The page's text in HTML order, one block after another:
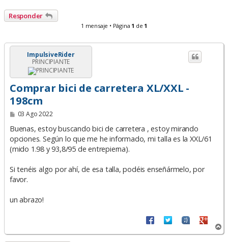
Responder
1 mensaje • Página 1 de 1
ImpulsiveRider
PRINCIPIANTE
Comprar bici de carretera XL/XXL -
198cm
M
n
a
j
03 Ago 2022
Buenas, estoy buscando bici de carretera , estoy mirando
opciones. Según lo que me he informado, mi talla es la XXL/61
(mido 1.98 y 93,8/95 de entrepierna).
Si tenéis algo por ahí, de esa talla, podéis enseñármelo, por
favor.
un abrazo!
r